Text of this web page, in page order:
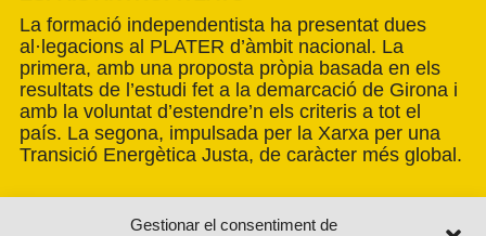
Gestionar el consentiment de
La formació independentista ha presentat dues
al·legacions al PLATER d’àmbit nacional. La
primera, amb una proposta pròpia basada en els
resultats de l’estudi fet a la demarcació de Girona i
amb la voluntat d’estendre’n els criteris a tot el
país. La segona, impulsada per la Xarxa per una
Transició Energètica Justa, de caràcter més global.